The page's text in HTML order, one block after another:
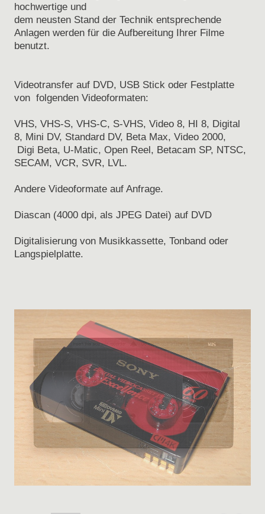
hochwertige und
dem neusten Stand der Technik entsprechende
Anlagen werden für die Aufbereitung Ihrer Filme
benutzt.
Videotransfer auf DVD, USB Stick oder Festplatte
von folgenden Videoformaten:
VHS, VHS-S, VHS-C, S-VHS, Video 8, HI 8, Digital
8, Mini DV, Standard DV, Beta Max, Video 2000,
Digi Beta, U-Matic, Open Reel, Betacam SP, NTSC,
SECAM, VCR, SVR, LVL.
Andere Videoformate auf Anfrage.
Diascan (4000 dpi, als JPEG Datei) auf DVD
Digitalisierung von Musikkassette, Tonband oder
Langspielplatte.